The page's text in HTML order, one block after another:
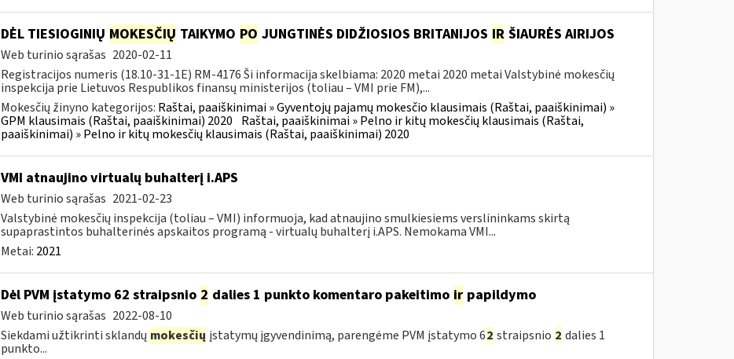
DĖL TIESIOGINIŲ MOKESČIŲ TAIKYMO PO JUNGTINĖS DIDŽIOSIOS BRITANIJOS IR ŠIAURĖS AIRIJOS
Web turinio sąrašas 2020-02-11
Registracijos numeris (18.10-31-1E) RM-4176 Ši informacija skelbiama: 2020 metai 2020 metai Valstybinė mokesčių
inspekcija prie Lietuvos Respublikos finansų ministerijos (toliau – VMI prie FM),...
Mokesčių žinyno kategorijos: Raštai, paaiškinimai » Gyventojų pajamų mokesčio klausimais (Raštai, paaiškinimai) »
GPM klausimais (Raštai, paaiškinimai) 2020 Raštai, paaiškinimai » Pelno ir kitų mokesčių klausimais (Raštai,
paaiškinimai) » Pelno ir kitų mokesčių klausimais (Raštai, paaiškinimai) 2020
VMI atnaujino virtualų buhalterį i.APS
Web turinio sąrašas 2021-02-23
Valstybinė mokesčių inspekcija (toliau – VMI) informuoja, kad atnaujino smulkiesiems verslininkams skirtą
supaprastintos buhalterinės apskaitos programą - virtualų buhalterį i.APS. Nemokama VMI...
Metai: 2021
Dėl PVM įstatymo 62 straipsnio 2 dalies 1 punkto komentaro pakeitimo irpapildymo
Web turinio sąrašas 2022-08-10
Siekdami užtikrinti sklandų mokesčių įstatymų įgyvendinimą, parengėme PVM įstatymo 62 straipsnio 2 dalies 1
punkto...